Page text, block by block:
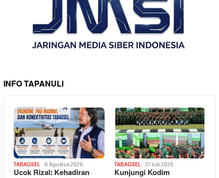
INFO TAPANULI
TABAGSEL 6 Agustus 2026
Ucok Rizal: Kehadiran
TABAGSEL 27 Juli 2026
Kunjungi Kodim